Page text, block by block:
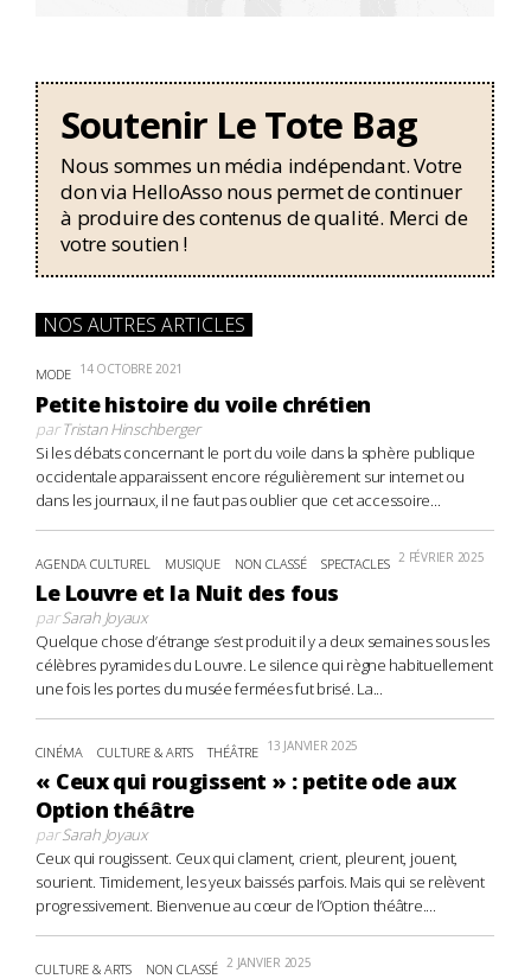
Soutenir Le Tote Bag
Nous sommes un média indépendant. Votre
don via HelloAsso nous permet de continuer
à produire des contenus de qualité. Merci de
votre soutien !
NOS AUTRES ARTICLES
MODE 14 OCTOBRE 2021
Petite histoire du voile chrétien
parTristan Hinschberger
Si les débats concernant le port du voile dans la sphère publique
occidentale apparaissent encore régulièrement sur internet ou
dans les journaux, il ne faut pas oublier que cet accessoire...
AGENDA CULTUREL MUSIQUE NON CLASSÉ SPECTACLES 2 FÉVRIER 2025
Le Louvre et la Nuit des fous
parSarah Joyaux
Quelque chose d’étrange s’est produit il y a deux semaines sous les
célèbres pyramides du Louvre. Le silence qui règne habituellement
une fois les portes du musée fermées fut brisé. La...
CINÉMA CULTURE & ARTS THÉÂTRE 13 JANVIER 2025
« Ceux qui rougissent » : petite ode aux
Option théâtre
parSarah Joyaux
Ceux qui rougissent. Ceux qui clament, crient, pleurent, jouent,
sourient. Timidement, les yeux baissés parfois. Mais qui se relèvent
progressivement. Bienvenue au cœur de l’Option théâtre....
CULTURE & ARTS NON CLASSÉ 2 JANVIER 2025